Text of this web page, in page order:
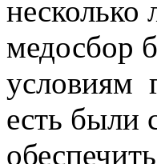
несколько
медосбор
условиям
есть были